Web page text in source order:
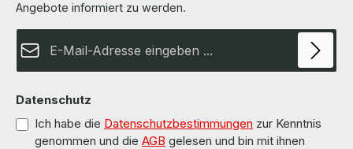
Angebote informiert zu werden.
Datenschutz
Ich habe die Datenschutzbestimmungen zur Kenntnis
genommen und die AGB gelesen und bin mit ihnen